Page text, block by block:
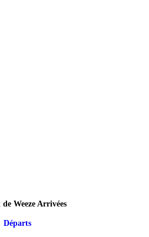
Weeze Arrivées
Départs